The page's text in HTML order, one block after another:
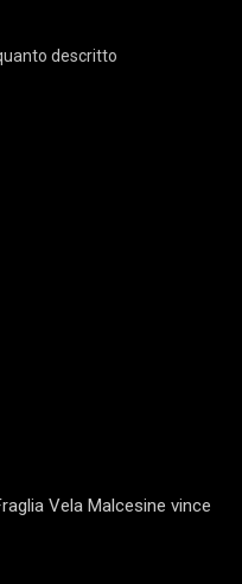
descritto
Vela Malcesine vince